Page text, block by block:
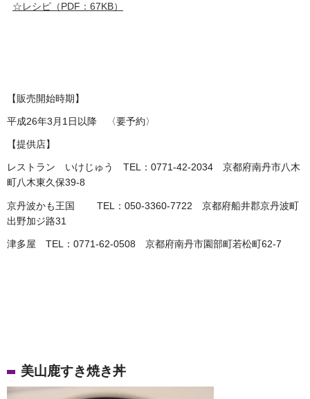
☆レシピ（PDF：67KB）
【販売開始時期】
平成26年3月1日以降 〈要予約〉
【提供店】
レストラン いけじゅう TEL：0771-42-2034 京都府南丹市八木
町八木東久保39-8
京丹波かも王国 TEL：050-3360-7722 京都府船井郡京丹波町
出野加ジ路31
津多屋 TEL：0771-62-0508 京都府南丹市園部町若松町62-7
美山鹿すき焼き丼